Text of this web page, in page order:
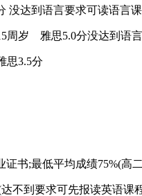
达到语言要求可读语言
岁 雅思5.0分没达到语
思3.5分
书;最低平均成绩75%(高
不到要求可先报读英语课